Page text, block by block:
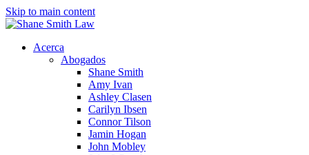
Skip to main content
Acerca
Abogados
Shane Smith
Amy Ivan
Ashley Clasen
Carilyn Ibsen
Connor Tilson
Jamin Hogan
John Mobley